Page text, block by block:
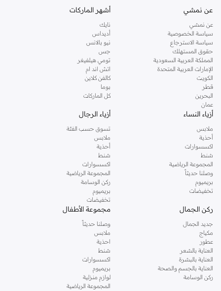
كنت تقومين بتجديد خزانة ملابسك الملائمة للعمل، البحث عن فستان مثالي للحفلات او
اليه.
تسوقي دوروثي بيركنز اون لاين مسقط
تسوقي دوروثي بيركنز اون لاين من نمشي واستمتعي باكثر من الف ستايل من مجموعة
دوروثي بيركنز الشهيرة. تصفحي المجموعة كاملة في متجر دوروثي بيركنز اون لاين او
استخدمي القائمة لتحديد تجربة تسوق دوروثي بيركنز اون لاين. خدمة التوصيل السريعة
والدعم الاستثنائي يضمن لك تجربة تسوق ممتعة دائما مع نمشي.
عن نمشي
عن نمشي
سياسة الخصوصية
سياسة الاسترجاع
حقوق المستهلك
المملكة العربية السعودية
الإمارات العربية المتحدة
الكويت
قطر
البحرين
عمان
أشهر الماركات
نايك
أديداس
نيو بالانس
جس
تومي هيلفيغر
اتش اند ام
كالفن كلاين
بوما
كل الماركات
أزياء النساء
ملابس
أحذية
اكسسوارات
شنط
المجموعة الرياضية
وصلنا حديثاً
بريميوم
تخفيضات
أزياء الرجال
تسوق حسب الفئة
ملابس
أحذية
شنط
اكسسوارات
المجموعة الرياضية
ركن الوسامة
بريميوم
تخفيضات
ركن الجمال
جديد الجمال
مكياج
عطور
العناية بالشعر
العناية بالبشرة
العناية بالجسم والصحة
ركن الوسامة
مجموعة الأطفال
وصلنا حديثاً
ملابس
احذية
شنط
اكسسوارات
بريميوم
لوازم منزلية
المجموعة الرياضية